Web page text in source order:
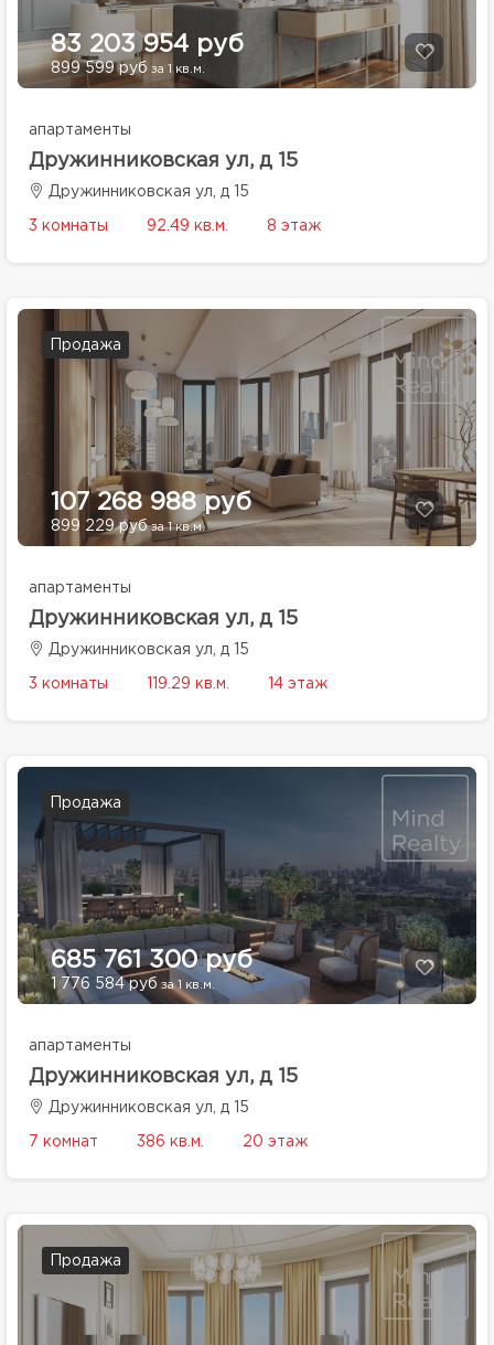
83 203 954 руб
899 599 руб за 1 кв.м.
апартаменты
Дружинниковская ул, д 15
Дружинниковская ул, д 15
3 комнаты 92.49 кв.м. 8 этаж
Продажа
107 268 988 руб
899 229 рубза 1 кв.м.
апартаменты
Дружинниковская ул, д 15
Дружинниковская ул, д 15
3 комнаты 119.29 кв.м. 14 этаж
Продажа
685 761 300 руб
1 776 584 руб за 1 кв.м.
апартаменты
Дружинниковская ул, д 15
Дружинниковская ул, д 15
7 комнат 386 кв.м. 20 этаж
Продажа